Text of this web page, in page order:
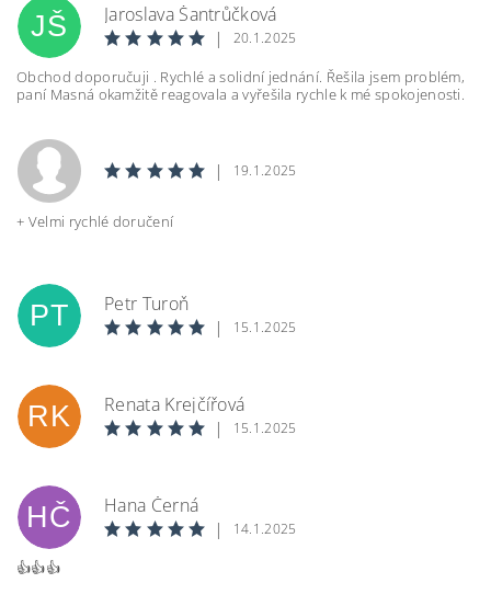
JŠ
Jaroslava Šantrůčková
|
20.1.2025
Obchod doporučuji . Rychlé a solidní jednání. Řešila jsem problém,
paní Masná okamžitě reagovala a vyřešila rychle k mé spokojenosti.
| 19.1.2025
+ Velmi rychlé doručení
PT
Petr Turoň
|
15.1.2025
RK
Renata Krejčířová
|
15.1.2025
HČ
Hana Černá
|
14.1.2025
👍👍👍